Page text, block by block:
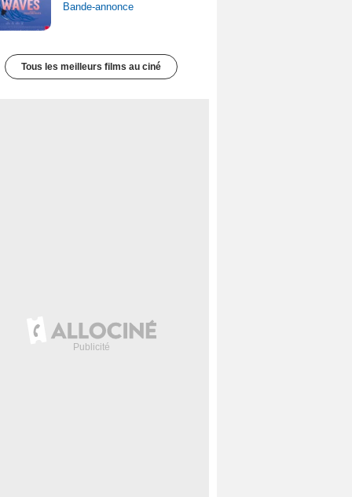
Bande-annonce
Tous les meilleurs films au ciné